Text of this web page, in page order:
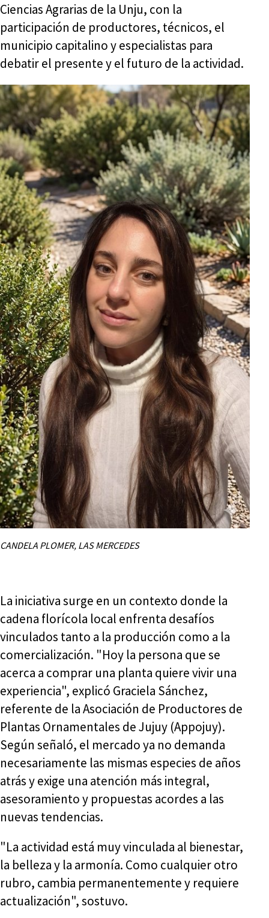
Ciencias Agrarias de la Unju, con la
participación de productores, técnicos, el
municipio capitalino y especialistas para
debatir el presente y el futuro de la actividad.
CANDELA PLOMER, LAS MERCEDES
La iniciativa surge en un contexto donde la
cadena florícola local enfrenta desafíos
vinculados tanto a la producción como a la
comercialización. "Hoy la persona que se
acerca a comprar una planta quiere vivir una
experiencia", explicó Graciela Sánchez,
referente de la Asociación de Productores de
Plantas Ornamentales de Jujuy (Appojuy).
Según señaló, el mercado ya no demanda
necesariamente las mismas especies de años
atrás y exige una atención más integral,
asesoramiento y propuestas acordes a las
nuevas tendencias.
"La actividad está muy vinculada al bienestar,
la belleza y la armonía. Como cualquier otro
rubro, cambia permanentemente y requiere
actualización", sostuvo.